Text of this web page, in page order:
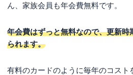
ん、家族会員も年会費無料です。
年会費はずっと無料なので、更新時
られます。
有料のカードのように毎年のコスト